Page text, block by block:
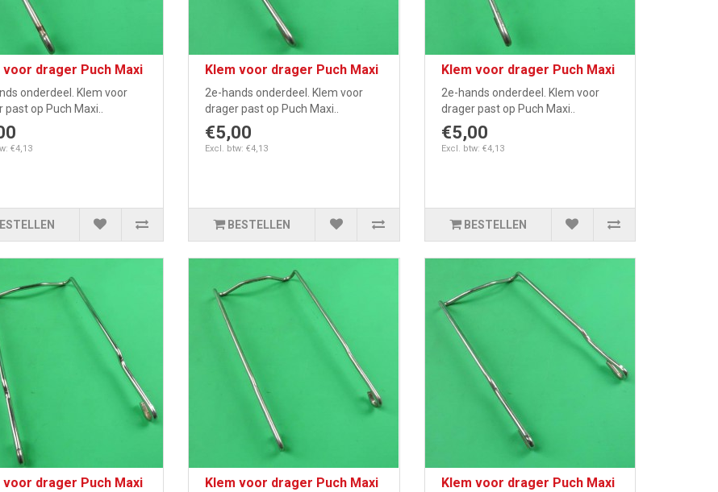
voor drager Puch Maxi
onderdeel. Klem voor
past op Puch Maxi..
€4,13
Klem voor drager Puch Maxi
2e-hands onderdeel. Klem voor
drager past op Puch Maxi..
€5,00
Excl. btw: €4,13
BESTELLEN
Klem voor drager Puch Maxi
2e-hands onderdeel. Klem voor
drager past op Puch Maxi..
€5,00
Excl. btw: €4,13
BESTELLEN
voor drager Puch Maxi Klem voor drager Puch Maxi Klem voor drager Puch Maxi